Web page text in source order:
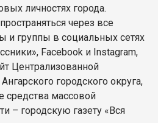
личностях города.
через все
и группы в социальных сетях
Facebook и Instagram,
Централизованной
городского округа,
средства массовой
– городскую газету «Вся